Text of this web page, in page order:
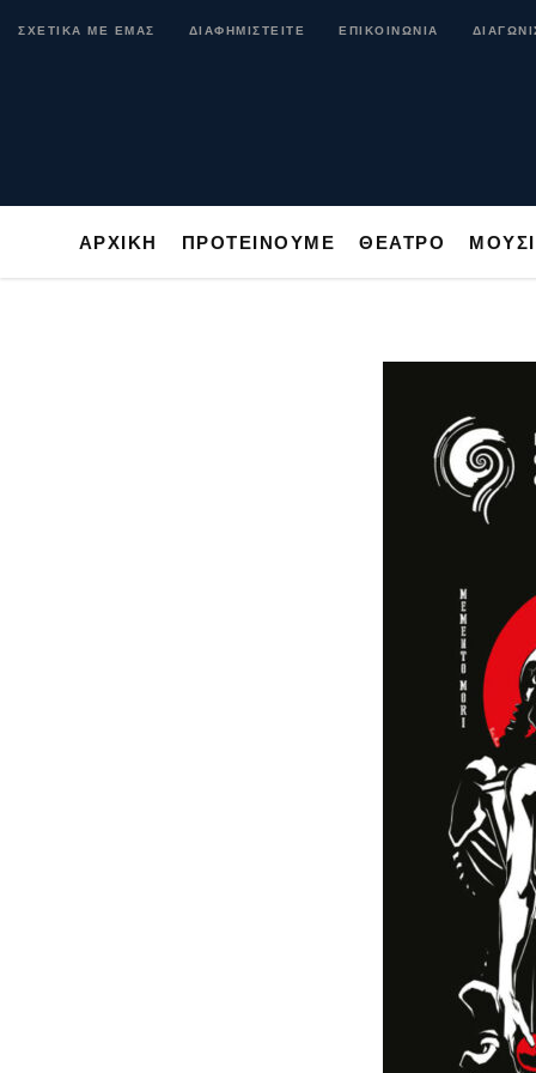
ΣΧΕΤΙΚΑ ΜΕ ΕΜΑΣ ΔΙΑΦΗΜΙΣΤΕΙΤΕ ΕΠΙΚΟΙΝΩΝΙΑ
ΑΡΧΙΚΗ ΠΡΟΤΕΙΝΟΥΜΕ ΘΕΑΤΡΟ
ΑΡΧΙΚΗ ΠΡΟΤΕΙΝΟΥΜΕ ΘΕΑΤΡΟ